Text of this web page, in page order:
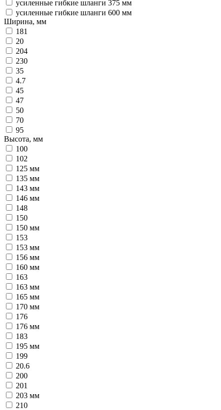
усиленные гибкие шланги 375 мм
усиленные гибкие шланги 600 мм
Ширина, мм
181
20
204
230
35
4.7
45
47
50
70
95
Высота, мм
100
102
125 мм
135 мм
143 мм
146 мм
148
150
150 мм
153
153 мм
156 мм
160 мм
163
163 мм
165 мм
170 мм
176
176 мм
183
195 мм
199
20.6
200
201
203 мм
210